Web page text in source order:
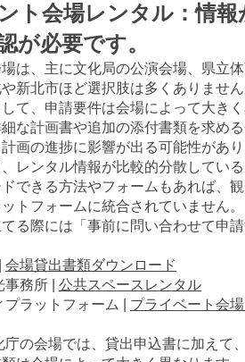
ト会場レンタル：情
が必要です。
は、主に文化局の公演会場、県立
新北市ほど選択肢は多くありませ
て、申請要件は会場によって大き
な計画書や追加の添付書類を求め
画の進捗に影響が出る可能性があり
レンタル情報が比較的分散してい
ドできる方法やフォームもあれば、
トフォームに統合されていません
る際には「事前に問い合わせて申
会場貸出書類ダウンロード
務所 |
公共スペースレンタル
ラットフォーム |
プライベート会
の会場では、貸出申込書に加えて